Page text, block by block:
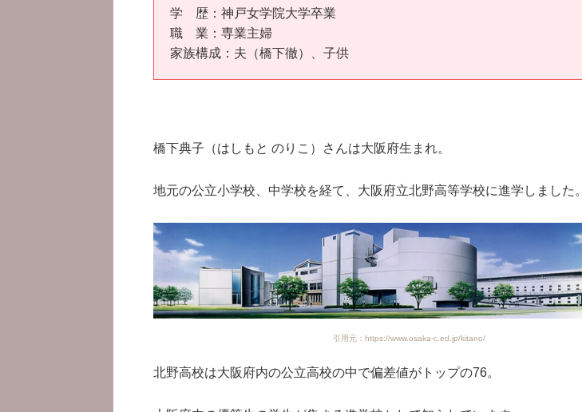
学 歴：神戸女学院大学卒業
職 業：専業主婦
家族構成：夫（橋下徹）、子供
橋下典子（はしもと のりこ）さんは大阪府生まれ。
地元の公立小学校、中学校を経て、大阪府立北野高等学校に進学しました。
引用元：https://www.osaka-c.ed.jp/kitano/
北野高校は大阪府内の公立高校の中で偏差値がトップの76。